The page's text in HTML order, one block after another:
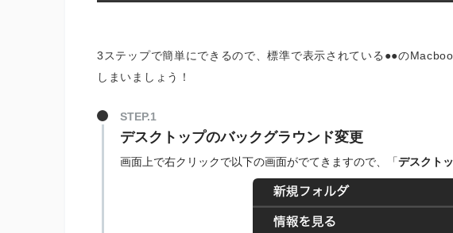
3ステップで簡単にできるので、標準で表示されている●●の
しまいましょう！
STEP.1
デスクトップのバックグラウンド変更
画面上で右クリックで以下の画面がでてきますので、「デスクト